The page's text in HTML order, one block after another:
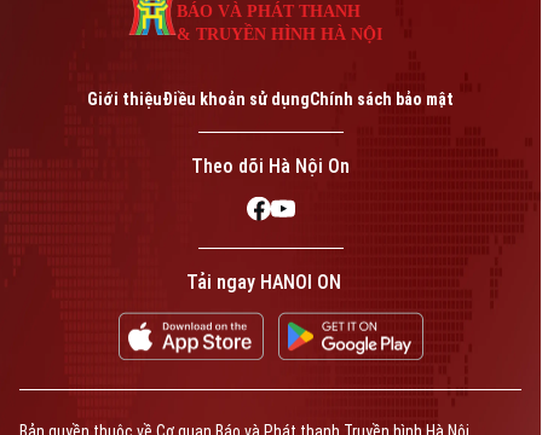
Bản quyền thuộc về Cơ quan Báo và Phát thanh Truyền hình Hà Nội Giấy
Số 3-5 Huỳnh Thúc Kháng-Phường Láng-Hà Nội
Phó Giám đốc: Nguyễn Kim Khiêm, Nguyễn Minh Đức, Nguyễn Thành Lợi
BÁO VÀ PHÁT THANH
& TRUYỀN HÌNH HÀ NỘI
Giới thiệuĐiều khoản sử dụngChính sách bảo mật
Theo dõi Hà Nội On
Tải ngay HANOI ON